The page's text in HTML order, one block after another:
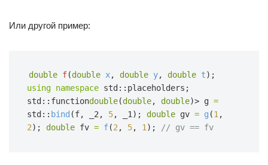
Или другой пример:
double f(double x, double y, double t);
using namespace std::placeholders;
std::functiondouble(double, double)> g =
std:: bind (f, _2, 5, _1); double gv = g (1 ,
2); double fv = f(2 , 5, 1 ); // gv == fv